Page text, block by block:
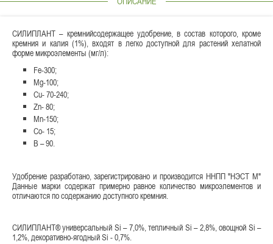
СИЛИПЛАНТ – кремнийсодержащее удобрение, в состав которого, кроме
кремния и калия (1%), входят в легко доступной для растений хелатной
форме микроэлементы (мг/л):
Fe-300;
Mg-100;
Cu- 70-240;
Zn- 80;
Mn-150;
Co- 15;
B – 90.
Удобрение разработано, зарегистрировано и производится ННПП "НЭСТ М"
Данные марки содержат примерно равное количество микроэлементов и
отличаются по содержанию доступного кремния.
СИЛИПЛАНТ® универсальный Si – 7,0%, тепличный Si – 2,8%, овощной Si –
1,2%, декоративно-ягодный Si - 0,7%.